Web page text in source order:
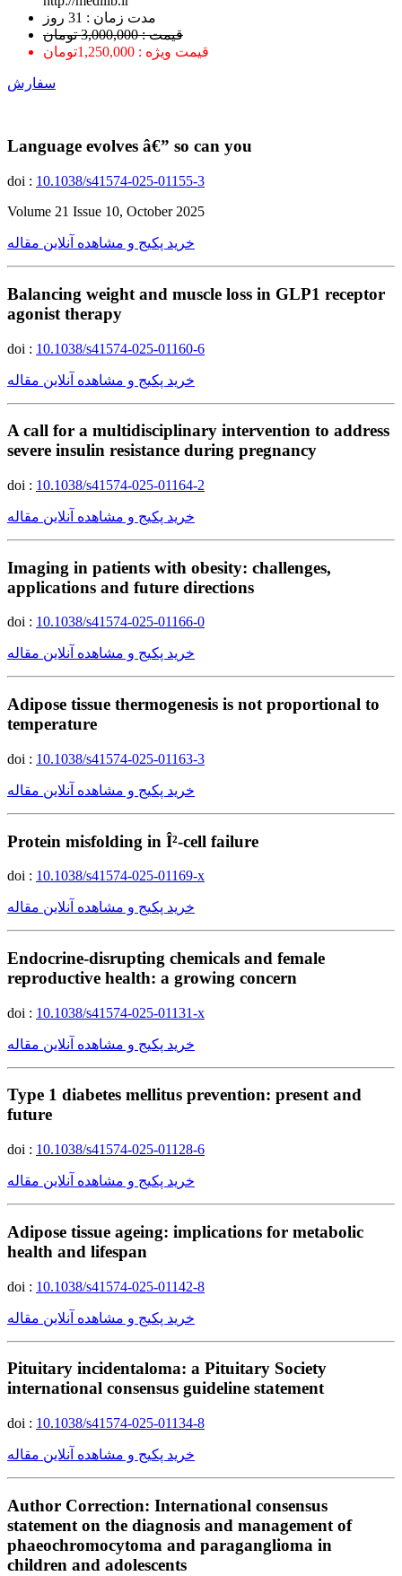
ﻣﺪﺕ ﺯﻣﺎﻥ : 31 ﺭﻭﺯ
قیمت : 3,000,000 تومان
قیمت ویژه : 1,250,000تومان
سفارش
Language evolves â€” so can you
doi : 10.1038/s41574-025-01155-3
Volume 21 Issue 10, October 2025
خرید پکیج و مشاهده آنلاین مقاله
Balancing weight and muscle loss in GLP1 receptor
agonist therapy
doi : 10.1038/s41574-025-01160-6
خرید پکیج و مشاهده آنلاین مقاله
A call for a multidisciplinary intervention to address
severe insulin resistance during pregnancy
doi : 10.1038/s41574-025-01164-2
خرید پکیج و مشاهده آنلاین مقاله
Imaging in patients with obesity: challenges,
applications and future directions
doi : 10.1038/s41574-025-01166-0
خرید پکیج و مشاهده آنلاین مقاله
Adipose tissue thermogenesis is not proportional to
temperature
doi : 10.1038/s41574-025-01163-3
خرید پکیج و مشاهده آنلاین مقاله
Protein misfolding in Î²-cell failure
doi : 10.1038/s41574-025-01169-x
خرید پکیج و مشاهده آنلاین مقاله
Endocrine-disrupting chemicals and female
reproductive health: a growing concern
doi : 10.1038/s41574-025-01131-x
خرید پکیج و مشاهده آنلاین مقاله
Type 1 diabetes mellitus prevention: present and
future
doi : 10.1038/s41574-025-01128-6
خرید پکیج و مشاهده آنلاین مقاله
Adipose tissue ageing: implications for metabolic
health and lifespan
doi : 10.1038/s41574-025-01142-8
خرید پکیج و مشاهده آنلاین مقاله
Pituitary incidentaloma: a Pituitary Society
international consensus guideline statement
doi : 10.1038/s41574-025-01134-8
خرید پکیج و مشاهده آنلاین مقاله
Author Correction: International consensus
statement on the diagnosis and management of
phaeochromocytoma and paraganglioma in
children and adolescents